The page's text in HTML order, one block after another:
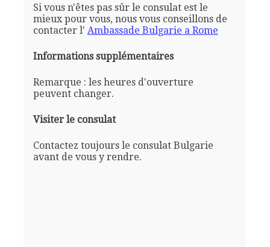
Si vous n'êtes pas sûr le consulat est le
mieux pour vous, nous vous conseillons de
contacter l' Ambassade Bulgarie a Rome
Informations supplémentaires
Remarque : les heures d'ouverture
peuvent changer.
Visiter le consulat
Contactez toujours le consulat Bulgarie
avant de vous y rendre.